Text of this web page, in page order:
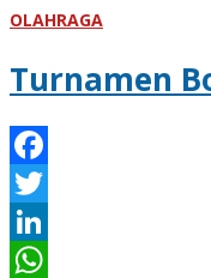
OLAHRAGA
Turnamen
Facebook
Twitter
LinkedIn